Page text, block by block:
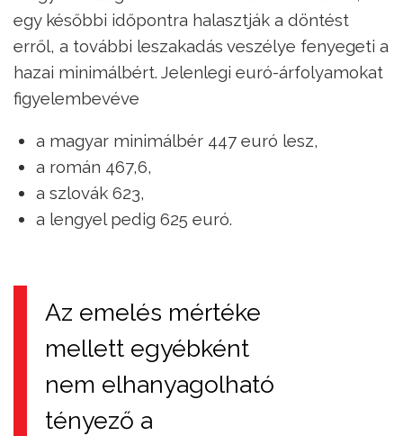
egy későbbi időpontra halasztják a döntést
erről, a további leszakadás veszélye fenyegeti a
hazai minimálbért. Jelenlegi euró-árfolyamokat
figyelembevéve
a magyar minimálbér 447 euró lesz,
a román 467,6,
a szlovák 623,
a lengyel pedig 625 euró.
Az emelés mértéke
mellett egyébként
nem elhanyagolható
tényező a